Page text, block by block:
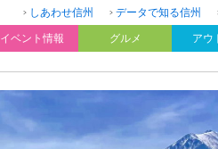
しあわせ信州 データで知る信州
イベント情報 グルメ アウ